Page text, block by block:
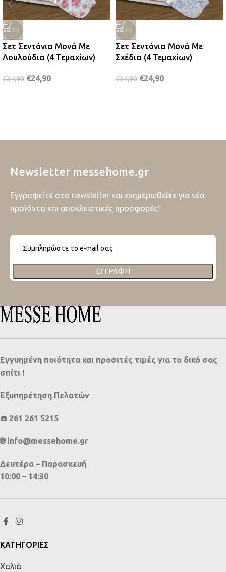
-29%
Σετ Σεντόνια Μονά Με
Λουλούδια (4 Τεμαχίων)
€34,90 €24,90
-29%
Σετ Σεντόνια Μονά Με
Σχέδια (4 Τεμαχίων)
€34,90 €24,90
Newsletter messehome.gr
Εγγραφείτε στο newsletter και ενημερωθείτε για νέα
προϊόντα και αποκλειστικές προσφορές!
ΕΓΓΡΑΦΉ
Εγγυημένη ποιότητα και προσιτές τιμές για το δικό σας
σπίτι !
Εξυπηρέτηση Πελατών
☎️ 261 261 5215
🌐 info@messehome.gr
Δευτέρα – Παρασκευή
10:00 – 14:30
ΚΑΤΗΓΟΡΙΕΣ
Χαλιά